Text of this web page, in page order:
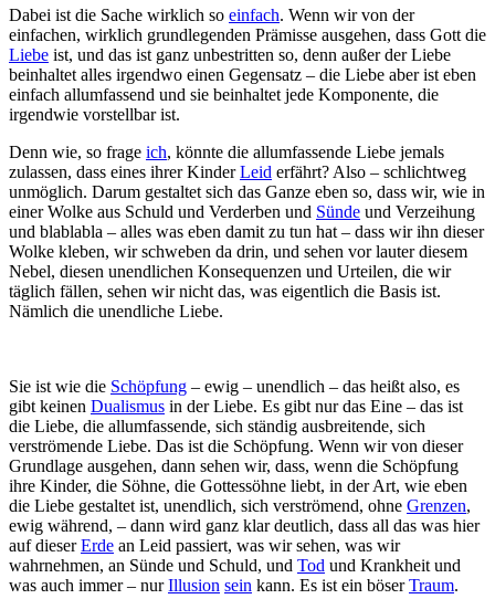
Dabei ist die Sache wirklich so einfach. Wenn wir von der
einfachen, wirklich grundlegenden Prämisse ausgehen, dass Gott die
Liebe ist, und das ist ganz unbestritten so, denn außer der Liebe
beinhaltet alles irgendwo einen Gegensatz – die Liebe aber ist eben
einfach allumfassend und sie beinhaltet jede Komponente, die
irgendwie vorstellbar ist.
Denn wie, so frage ich, könnte die allumfassende Liebe jemals
zulassen, dass eines ihrer KinderLeid erfährt? Also – schlichtweg
unmöglich. Darum gestaltet sich das Ganze eben so, dass wir, wie in
einer Wolke aus Schuld und Verderben und Sünde und Verzeihung
und blablabla – alles was eben damit zu tun hat – dass wir ihn dieser
Wolke kleben, wir schweben da drin, und sehen vor lauter diesem
Nebel, diesen unendlichen Konsequenzen und Urteilen, die wir
täglich fällen, sehen wir nicht das, was eigentlich die Basis ist.
Nämlich die unendliche Liebe.
Sie ist wie die Schöpfung – ewig – unendlich – das heißt also, es
gibt keinen Dualismus in der Liebe. Es gibt nur das Eine – das ist
die Liebe, die allumfassende, sich ständig ausbreitende, sich
verströmende Liebe. Das ist die Schöpfung. Wenn wir von dieser
Grundlage ausgehen, dann sehen wir, dass, wenn die Schöpfung
ihre Kinder, die Söhne, die Gottessöhne liebt, in der Art, wie eben
die Liebe gestaltet ist, unendlich, sich verströmend, ohne Grenzen,
ewig während, – dann wird ganz klar deutlich, dass all das was hier
auf dieserErde an Leid passiert, was wir sehen, was wir
wahrnehmen, an Sünde und Schuld, und Tod und Krankheit und
was auch immer – nurIllusion sein kann. Es ist ein böserTraum.